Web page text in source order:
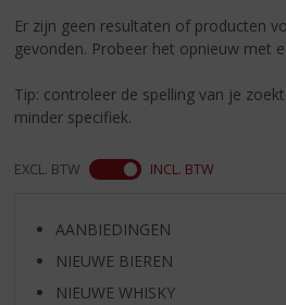
p
r
n
g
a
Er zijn geen resultaten of producten
gevonden. Probeer het opnieuw met
Tip: controleer de spelling van je
minder specifiek.
EXCL. BTW INCL. BTW
AANBIEDINGEN
NIEUWE BIEREN
NIEUWE WHISKY